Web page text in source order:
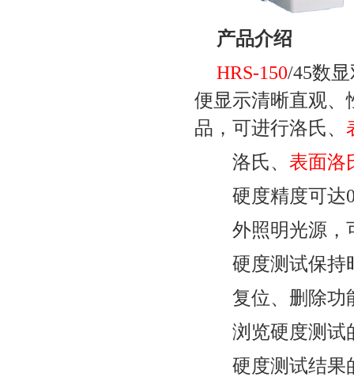
产品介绍
HRS-150/45数显
便显示清晰直观、
品，可进行洛氏、
洛氏、 表面洛
硬度精度可达
外照明光源，
硬度测试保持
复位、删除功
浏览硬度测试
硬度测试结果